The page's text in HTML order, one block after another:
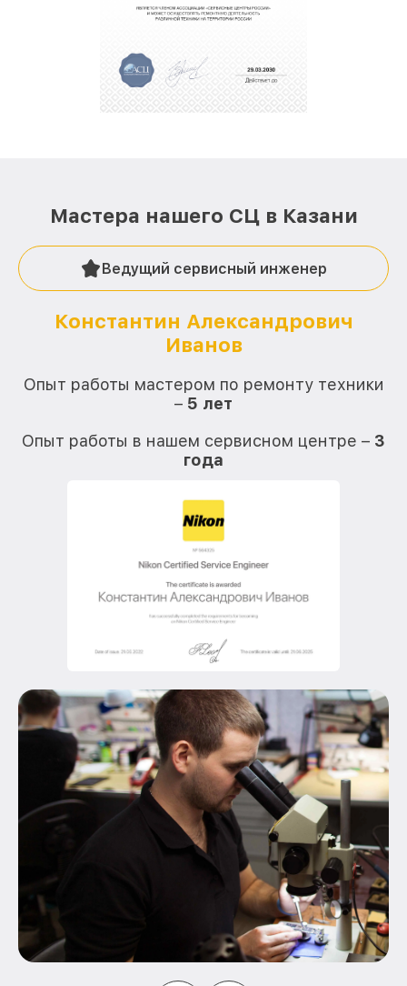
За годы своей деятельности мы получали только
репутацию. Мы постоянно совершенствуемся и
стараемся каждый день делать наш сервис еще
Мастера нашего СЦ в Казани
Ведущий сервисный инженер
Константин Александрович
Иванов
Опыт работы мастером по ремонту техники
– 5 лет
Опыт работы в нашем сервисном центре – 3
года